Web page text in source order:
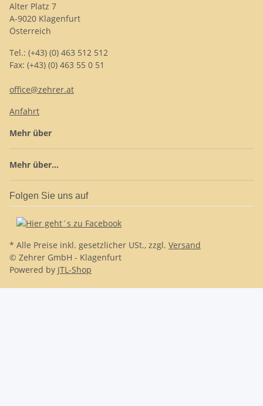
Alter Platz 7
A-9020 Klagenfurt
Österreich
Tel.: (+43) (0) 463 512 512
Fax: (+43) (0) 463 55 0 51
office@zehrer.at
Anfahrt
Mehr über
Mehr über...
Folgen Sie uns auf
* Alle Preise inkl. gesetzlicher USt., zzgl. Versand
© Zehrer GmbH - Klagenfurt
Powered by JTL-Shop